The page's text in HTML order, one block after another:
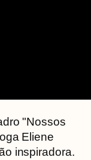
"Nossos
Eliene
inspiradora.